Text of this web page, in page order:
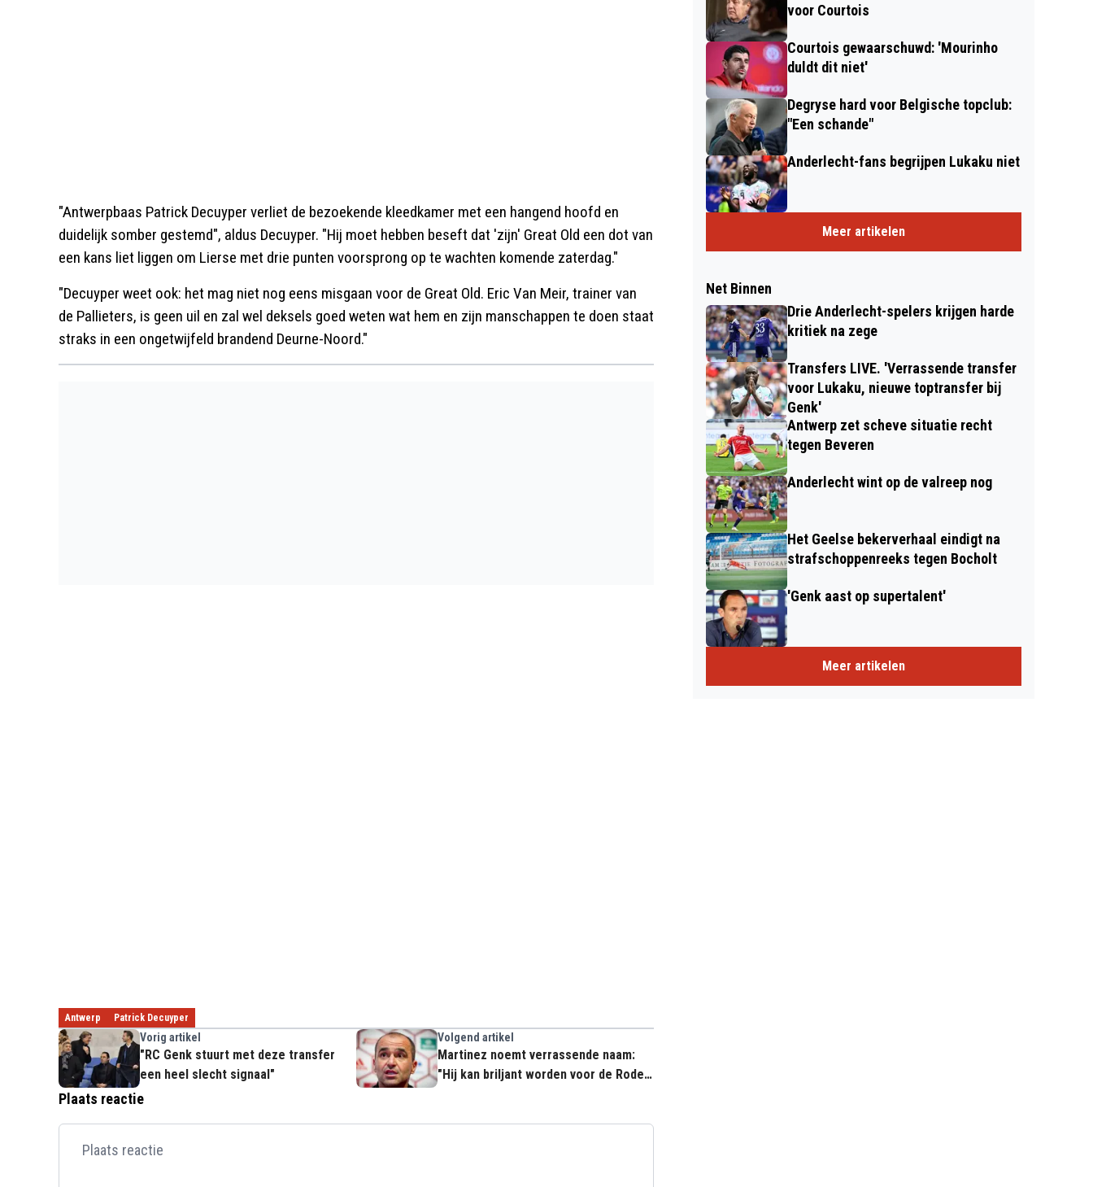
"Antwerpbaas Patrick Decuyper verliet de bezoekende kleedkamer met een hangend hoofd en
duidelijk somber gestemd", aldus Decuyper. "Hij moet hebben beseft dat 'zijn' Great Old een dot van
een kans liet liggen om Lierse met drie punten voorsprong op te wachten komende zaterdag."
"Decuyper weet ook: het mag niet nog eens misgaan voor de Great Old. Eric Van Meir, trainer van
de Pallieters, is geen uil en zal wel deksels goed weten wat hem en zijn manschappen te doen staat
straks in een ongetwijfeld brandend Deurne-Noord."
Antwerp Patrick Decuyper
Vorig artikel
"RC Genk stuurt met deze transfer
een heel slecht signaal"
Volgend artikel
Martinez noemt verrassende naam:
"Hij kan briljant worden voor de Rode
Plaats reactie
voor Courtois
Courtois gewaarschuwd: 'Mourinho
duldt dit niet'
Degryse hard voor Belgische topclub:
"Een schande"
Anderlecht-fans begrijpen Lukaku niet
Meer artikelen
Net Binnen
Drie Anderlecht-spelers krijgen harde
kritiek na zege
Transfers LIVE. 'Verrassende transfer
voor Lukaku, nieuwe toptransfer bij
Genk'
Antwerp zet scheve situatie recht
tegen Beveren
Anderlecht wint op de valreep nog
Het Geelse bekerverhaal eindigt na
strafschoppenreeks tegen Bocholt
'Genk aast op supertalent'
Meer artikelen